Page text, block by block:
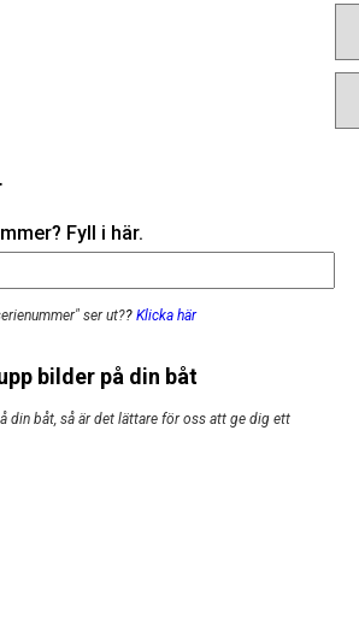
Fyll i här.
ser ut?? Klicka här
bilder på din båt
din båt, så är det lättare för oss att ge dig ett